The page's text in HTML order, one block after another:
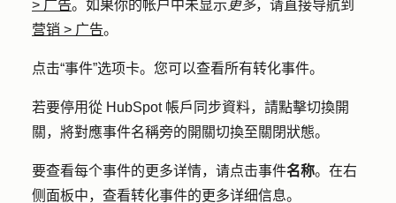
> 广告。如果你的帐户中未显示 更多，请直接导航到
营销 > 广告。
点击“事件”选项卡。您可以查看所有转化事件。
若要停用從 HubSpot 帳戶同步資料，請點擊切換開
關 ，將對應事件名稱旁的開關切換至關閉狀態。
要查看每个事件的更多详情，请点击事件名称。在右
侧面板中，查看转化事件的更多详细信息。